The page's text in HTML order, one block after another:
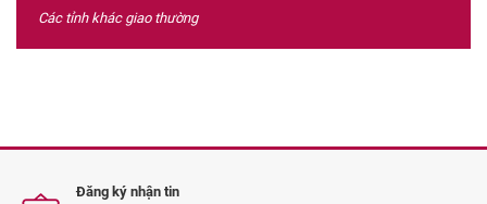
Các tỉnh khác giao thường
Đăng ký nhận tin